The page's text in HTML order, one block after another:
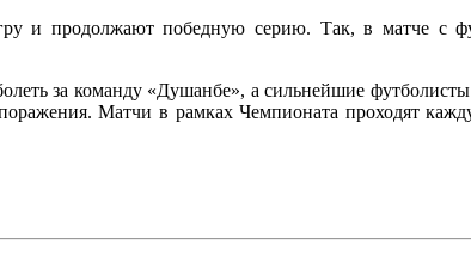
и продолжают победную серию. Так, в матче с
за команду «Душанбе», а сильнейшие
Матчи в рамках Чемпионата проходят